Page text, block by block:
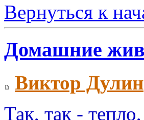
Вернуться к
Домашние
Виктор Дулин
Так, так -